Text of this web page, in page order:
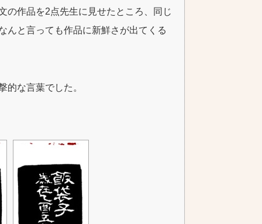
の作品を2点先生に見せたところ、同じ
んと言っても作品に新鮮さが出てくる
的な言葉でした。